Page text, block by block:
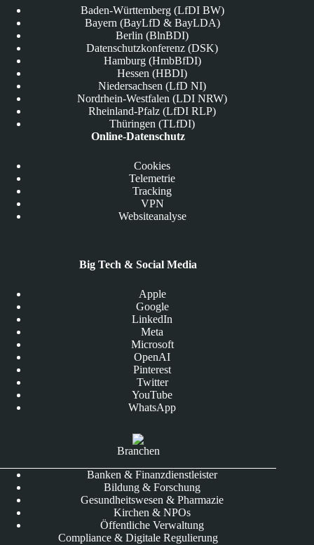
Baden-Württemberg (LfDI BW)
Bayern (BayLfD & BayLDA)
Berlin (BlnBDI)
Datenschutzkonferenz (DSK)
Hamburg (HmbBfDI)
Hessen (HBDI)
Niedersachsen (LfD NI)
Nordrhein-Westfalen (LDI NRW)
Rheinland-Pfalz (LfDI RLP)
Thüringen (TLfDI)
Online-Datenschutz
Cookies
Telemetrie
Tracking
VPN
Websiteanalyse
Big Tech & Social Media
Apple
Google
LinkedIn
Meta
Microsoft
OpenAI
Pinterest
Twitter
YouTube
WhatsApp
Branchen
Banken & Finanzdienstleister
Bildung & Forschung
Gesundheitswesen & Pharmazie
Kirchen & NPOs
Öffentliche Verwaltung
Compliance & Digitale Regulierung